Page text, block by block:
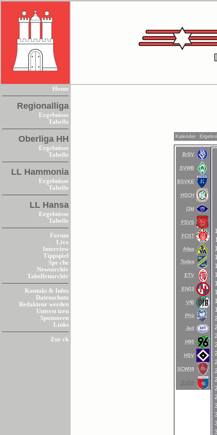
Home
Regionalliga
Ergebnisse
Tabelle
Oberliga HH
Ergebnisse
Tabelle
LL Hammonia
Ergebnisse
Tabelle
LL Hansa
Ergebnisse
Tabelle
Forum
Live
Interview
Tippspiel
Spr che
Newsarchiv
Tabellenarchiv
Kontakt & Infos
Datenschutz
Redakteur werden
Unterst tzen
Sponsoren
Links
Zur ck
Kalender
BrSV
SVWB
BSVKE
HSCH
Old
FSVS
FCST
Atlas
Todes
ETV
EN03
VfB
Phö
Jed
H96
HSV
SCW08
SVDA